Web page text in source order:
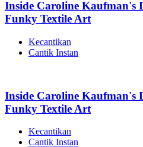
Inside Caroline Kaufman's
Funky Textile Art
Kecantikan
Cantik Instan
Inside Caroline Kaufman's
Funky Textile Art
Kecantikan
Cantik Instan